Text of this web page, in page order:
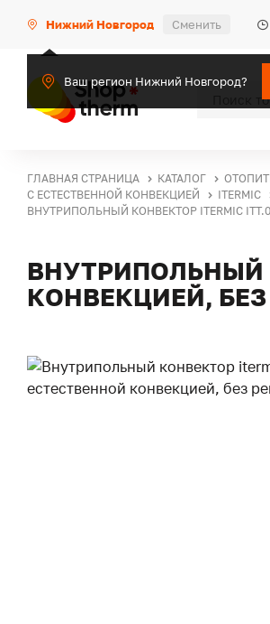
Нижний Новгород Сменить
Ваш регион Нижний Новгород?
ГЛАВНАЯ СТРАНИЦА КАТАЛОГ
С ЕСТЕСТВЕННОЙ КОНВЕКЦИЕЙ
ITERMIC
ВНУТРИПОЛЬНЫЙ КОНВЕКТОР ITERMIC
ВНУТРИПОЛЬНЫЙ
КОНВЕКЦИЕЙ,